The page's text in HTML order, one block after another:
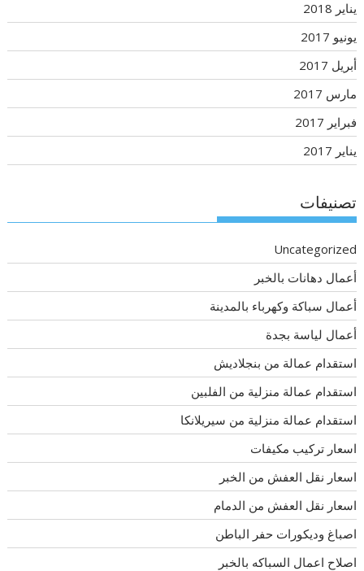
يناير 2018
يونيو 2017
أبريل 2017
مارس 2017
فبراير 2017
يناير 2017
تصنيفات
Uncategorized
أعمال دهانات بالخبر
أعمال سباكة وكهرباء بالمدينة
أعمال لياسة بجدة
استقدام عمالة من بنجلاديش
استقدام عمالة منزلية من الفلبين
استقدام عمالة منزلية من سيريلانكا
اسعار تركيب مكيفات
اسعار نقل العفش من الخبر
اسعار نقل العفش من الدمام
اصباغ وديكورات حفر الباطن
اصلاح اعمال السباكه بالخبر